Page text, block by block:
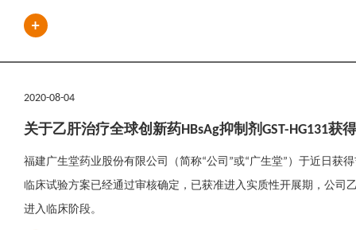
2020-08-04
关于乙肝治疗全球创新药HBsAg抑制剂GST-HG131
福建广生堂药业股份有限公司（简称“公司”或“广生堂”）于近日获
临床试验方案已经通过审核确定，已获准进入实质性开展期，公司
进入临床阶段。